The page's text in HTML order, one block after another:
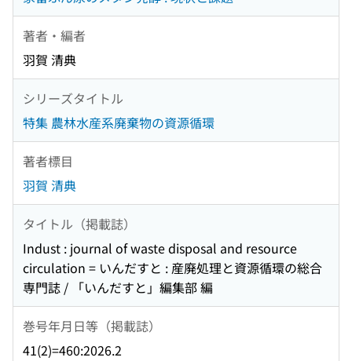
著者・編者
羽賀 清典
シリーズタイトル
特集 農林水産系廃棄物の資源循環
著者標目
羽賀 清典
タイトル（掲載誌）
Indust : journal of waste disposal and resource
circulation = いんだすと : 産廃処理と資源循環の総合
専門誌 / 「いんだすと」編集部 編
巻号年月日等（掲載誌）
41(2)=460:2026.2